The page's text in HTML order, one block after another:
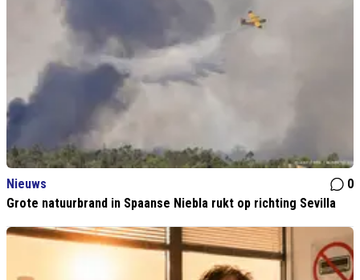
Nieuws
0
Grote natuurbrand in Spaanse Niebla rukt op richting Sevilla